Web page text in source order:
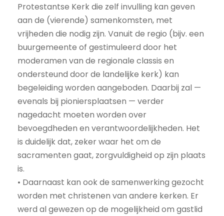
Protestantse Kerk die zelf invulling kan geven
aan de (vierende) samenkomsten, met
vrijheden die nodig zijn. Vanuit de regio (bijv. een
buurgemeente of gestimuleerd door het
moderamen van de regionale classis en
ondersteund door de landelijke kerk) kan
begeleiding worden aangeboden. Daarbij zal —
evenals bij pioniersplaatsen — verder
nagedacht moeten worden over
bevoegdheden en verantwoordelijkheden. Het
is duidelijk dat, zeker waar het om de
sacramenten gaat, zorgvuldigheid op zijn plaats
is.
• Daarnaast kan ook de samenwerking gezocht
worden met christenen van andere kerken. Er
werd al gewezen op de mogelijkheid om gastlid